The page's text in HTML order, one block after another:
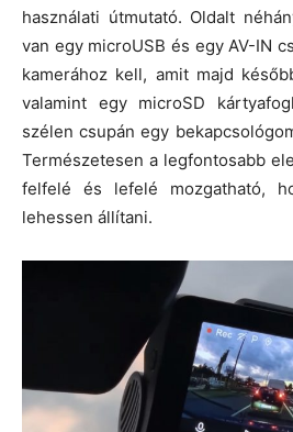
használati útmutató. Oldalt
van egy microUSB és egy AV-IN
kamerához kell, amit majd
valamint egy microSD
szélen csupán egy
Természetesen a legfontosabb
felfelé és lefelé mozgatható,
lehessen állítani.